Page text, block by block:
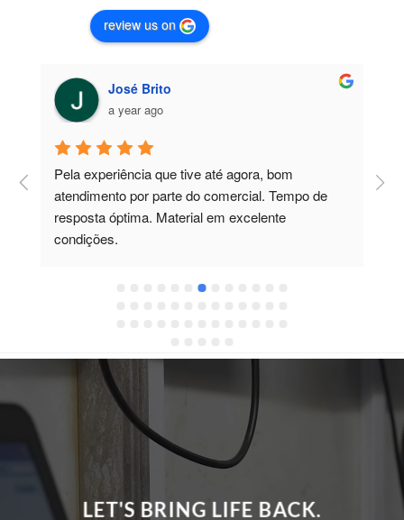
review us on
José Brito
a year ago
Pela experiência que tive até agora, bom
atendimento por parte do comercial. Tempo de
resposta óptima. Material em excelente
condições.
LET'S BRING LIFE BACK.